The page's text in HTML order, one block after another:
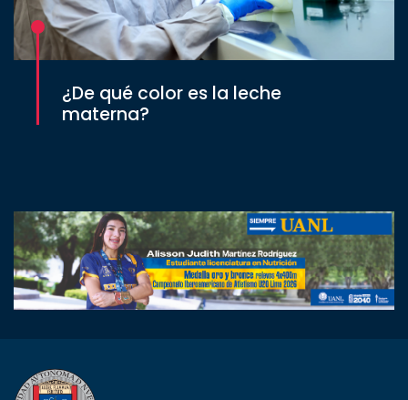
¿De qué color es la leche
materna?